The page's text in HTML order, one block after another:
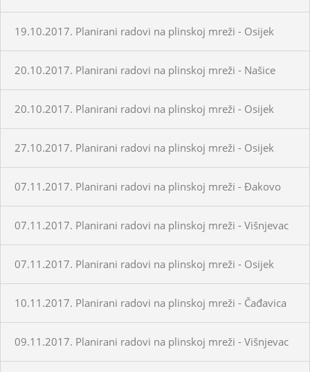
19.10.2017. Planirani radovi na plinskoj mreži - Osijek
20.10.2017. Planirani radovi na plinskoj mreži - Našice
20.10.2017. Planirani radovi na plinskoj mreži - Osijek
27.10.2017. Planirani radovi na plinskoj mreži - Osijek
07.11.2017. Planirani radovi na plinskoj mreži - Đakovo
07.11.2017. Planirani radovi na plinskoj mreži - Višnjevac
07.11.2017. Planirani radovi na plinskoj mreži - Osijek
10.11.2017. Planirani radovi na plinskoj mreži - Čađavica
09.11.2017. Planirani radovi na plinskoj mreži - Višnjevac